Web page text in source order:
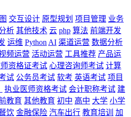
交互设计 原型规划 项目管理 业务
析 其他技术 云 php 算法 前端开发
运维 Python AI 渠道运营 数据分析
频运营 活动运营 工具推荐 产品运
资格证考试 心理咨询师考试 计算
试 公务员考试 软考 英语考试 项目
执业医师资格考试 会计职称考试 建
教育 其他教育 初中 高中 大学 小学
饮 金融保险 汽车出行 教育培训
加